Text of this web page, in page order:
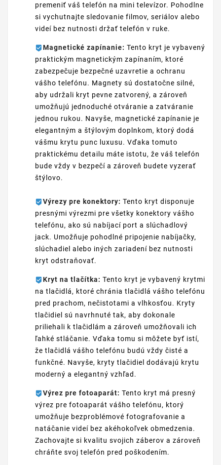
premeniť váš telefón na mini televízor. Pohodlne
si vychutnajte sledovanie filmov, seriálov alebo
videí bez nutnosti držať telefón v ruke.
Magnetické zapínanie: Tento kryt je vybavený
praktickým magnetickým zapínaním, ktoré
zabezpečuje bezpečné uzavretie a ochranu
vášho telefónu. Magnety sú dostatočne silné,
aby udržali kryt pevne zatvorený, a zároveň
umožňujú jednoduché otváranie a zatváranie
jednou rukou. Navyše, magnetické zapínanie je
elegantným a štýlovým doplnkom, ktorý dodá
vášmu krytu punc luxusu. Vďaka tomuto
praktickému detailu máte istotu, že váš telefón
bude vždy v bezpečí a zároveň budete vyzerať
štýlovo.
Výrezy pre konektory: Tento kryt disponuje
presnými výrezmi pre všetky konektory vášho
telefónu, ako sú nabíjací port a slúchadlový
jack. Umožňuje pohodlné pripojenie nabíjačky,
slúchadiel alebo iných zariadení bez nutnosti
kryt odstraňovať.
Kryt na tlačítka: Tento kryt je vybavený krytmi
na tlačidlá, ktoré chránia tlačidlá vášho telefónu
pred prachom, nečistotami a vlhkosťou. Kryty
tlačidiel sú navrhnuté tak, aby dokonale
priliehali k tlačidlám a zároveň umožňovali ich
ľahké stláčanie. Vďaka tomu si môžete byť istí,
že tlačidlá vášho telefónu budú vždy čisté a
funkčné. Navyše, kryty tlačidiel dodávajú krytu
moderný a elegantný vzhľad.
Výrez pre fotoaparát: Tento kryt má presný
výrez pre fotoaparát vášho telefónu, ktorý
umožňuje bezproblémové fotografovanie a
natáčanie videí bez akéhokoľvek obmedzenia.
Zachovajte si kvalitu svojich záberov a zároveň
chráňte svoj telefón pred poškodením.